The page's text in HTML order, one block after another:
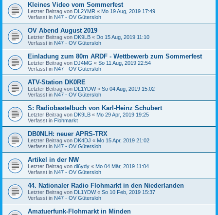
Kleines Video vom Sommerfest
Letzter Beitrag von DL2YMR « Mo 19 Aug, 2019 17:49
Verfasst in N47 - OV Gütersloh
OV Abend August 2019
Letzter Beitrag von DK9LB « Do 15 Aug, 2019 11:10
Verfasst in N47 - OV Gütersloh
Einladung zum 80m ARDF - Wettbewerb zum Sommerfest
Letzter Beitrag von DJ4MG « So 11 Aug, 2019 22:54
Verfasst in N47 - OV Gütersloh
ATV-Station DK0RE
Letzter Beitrag von DL1YDW« So 04 Aug, 2019 15:02
Verfasst in N47 - OV Gütersloh
S: Radiobastelbuch von Karl-Heinz Schubert
Letzter Beitrag von DK9LB « Mo 29 Apr, 2019 19:25
Verfasst in Flohmarkt
DB0NLH: neuer APRS-TRX
Letzter Beitrag von DK4DJ « Mo 15 Apr, 2019 21:02
Verfasst in N47 - OV Gütersloh
Artikel in der NW
Letzter Beitrag von dl6ydy « Mo 04 Mär, 2019 11:04
Verfasst in N47 - OV Gütersloh
44. Nationaler Radio Flohmarkt in den Niederlanden
Letzter Beitrag von DL1YDW« So 10 Feb, 2019 15:37
Verfasst in N47 - OV Gütersloh
Amatuerfunk-Flohmarkt in Minden